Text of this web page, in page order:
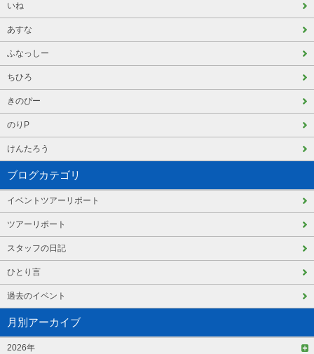
いね
あすな
ふなっしー
ちひろ
きのぴー
のりP
けんたろう
ブログカテゴリ
イベントツアーリポート
ツアーリポート
スタッフの日記
ひとり言
過去のイベント
月別アーカイブ
2026年